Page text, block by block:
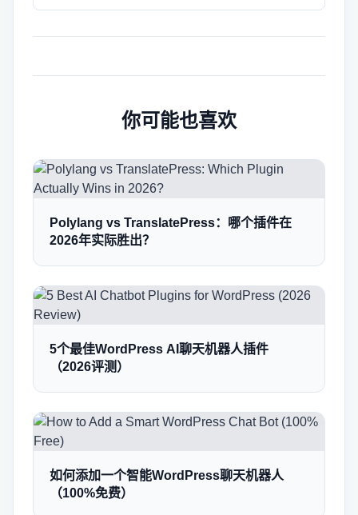
你可能也喜欢
Polylang vs TranslatePress：哪个插件在
2026年实际胜出？
5个最佳WordPress AI聊天机器人插件
（2026评测）
如何添加一个智能WordPress聊天机器人
（100%免费）